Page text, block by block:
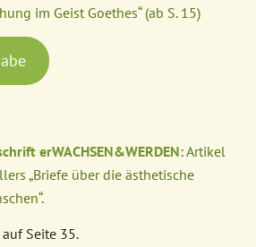
im Geist Goethes“ (ab S. 15)
erWACHSEN&WERDEN:Artikel
„Briefe über die ästhetische
Seite 35.